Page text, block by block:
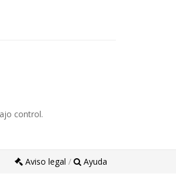
control.
Aviso legal / Ayuda